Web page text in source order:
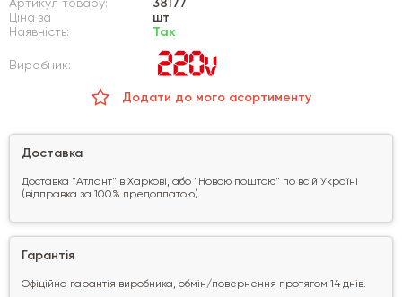
Артикул товару:
38177
Ціна за
шт
Наявність:
Так
Виробник:
Додати до мого асортименту
Доставка
Доставка "Атлант" в Харкові, або "Новою поштою" по всій Україні
(відправка за 100% предоплатою).
Гарантія
Офіційна гарантія виробника, обмін/повернення протягом 14 днів.